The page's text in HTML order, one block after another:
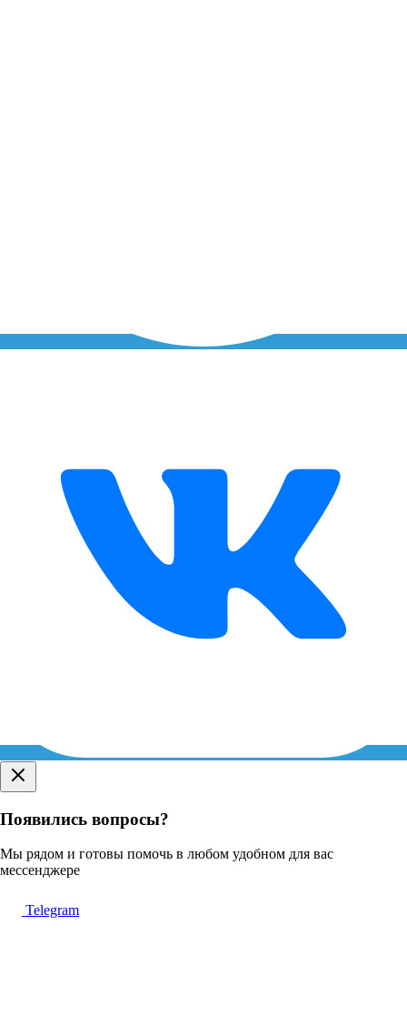
Появились вопросы?
Мы рядом и готовы помочь в любом удобном для вас
мессенджере
Telegram